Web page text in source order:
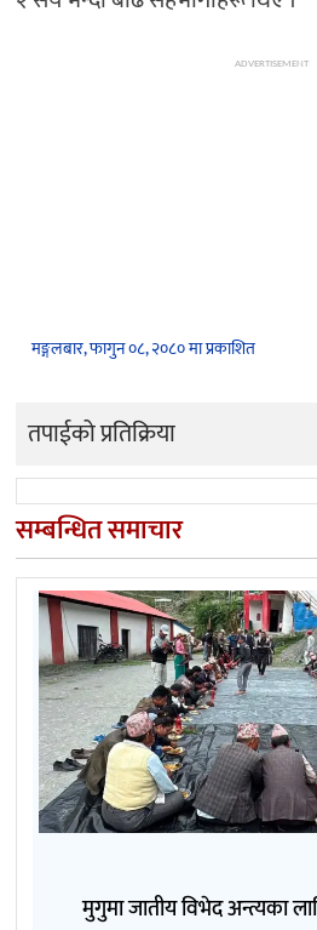
ADVERTISEMENT
मङ्गलबार, फागुन ०८, २०८० मा प्रकाशित
तपाईको प्रतिक्रिया
सम्बन्धित समाचार
मुगुमा जातीय विभेद अन्त्यका